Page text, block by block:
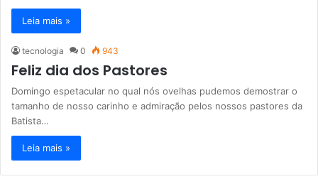
Leia mais »
tecnologia 0 943
Feliz dia dos Pastores
Domingo espetacular no qual nós ovelhas pudemos demostrar o
tamanho de nosso carinho e admiração pelos nossos pastores da
Batista…
Leia mais »